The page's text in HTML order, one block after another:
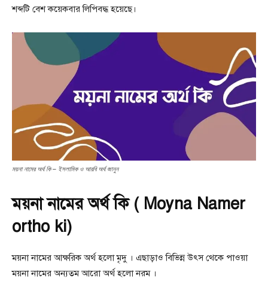
শব্দটি বেশ কয়েকবার লিপিবদ্ধ হয়েছে।
ময়না নামের অর্থ কি – ইসলামিক ও আরবি অর্থ জানুন
ময়না নামের অর্থ কি ( Moyna Namer
ortho ki)
ময়না নামের আক্ষরিক অর্থ হলো মৃদু । এছাড়াও বিভিন্ন উৎস থেকে পাওয়া
ময়না নামের অন্যতম আরো অর্থ হলো নরম ।